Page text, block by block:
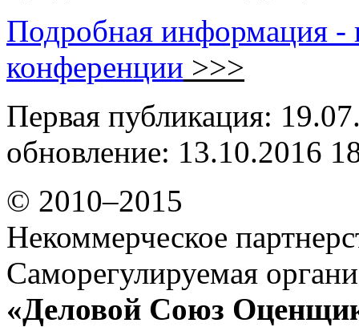
Подробная информация -
конференции >>>
Первая публикация:
обновление: 13.10.2016
© 2010–2015
Некоммерческое
Саморегулируемая
«Деловой Союз